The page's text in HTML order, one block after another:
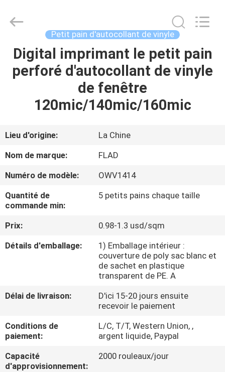
LA
À
PROPOS
NOUS
DE
CONTRÔLE
DE
LA
QUALITÉ
Material
Rights
Reserved.
Petit pain d'autocollant de vinyle
Digital imprimant le petit pain
perforé d'autocollant de vinyle
de fenêtre
120mic/140mic/160mic
Lieu d'origine:
La Chine
Nom de marque:
FLAD
Numéro de modèle:
OWV1414
Quantité de
commande min:
5 petits pains chaque taille
Prix:
0.98-1.3 usd/sqm
Détails d'emballage:
1) Emballage intérieur :
couverture de poly sac blanc et
de sachet en plastique
transparent de PE. A
Délai de livraison:
D'ici 15-20 jours ensuite
recevoir le paiement
Conditions de
paiement:
L/C, T/T, Western Union, ,
argent liquide, Paypal
Capacité
d'approvisionnement:
2000 rouleaux/jour